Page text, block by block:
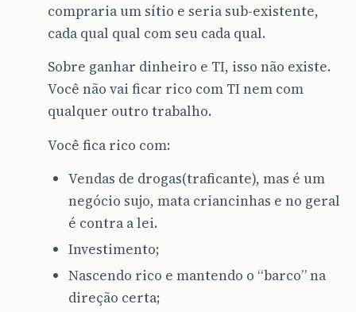
compraria um sítio e seria sub-existente,
cada qual qual com seu cada qual.
Sobre ganhar dinheiro e TI, isso não existe.
Você não vai ficar rico com TI nem com
qualquer outro trabalho.
Você fica rico com:
Vendas de drogas(traficante), mas é um
negócio sujo, mata criancinhas e no geral
é contra a lei.
Investimento;
Nascendo rico e mantendo o “barco” na
direção certa;